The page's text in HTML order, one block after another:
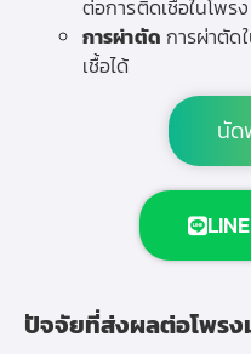
ต่อการติดเชื้อในโพร
การผ่าตัด การผ่าตัด
เชื้อได้
นั
ปัจจัยที่ส่งผลต่อโพร